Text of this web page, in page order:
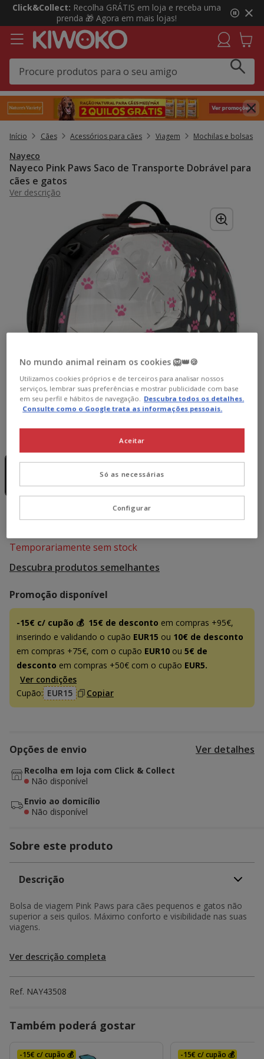
3
3,
mensagem,
Click&Collect: Recolha GRÁTIS em loja e receba uma
prenda 🎁 Agora em mais lojas!
Início Cães Acessórios para cães Viagem Mochilas e bolsas
Nayeco
Nayeco Pink Paws Saco de Transporte Dobrável para
cães e gatos
Ver descrição
39 x 24 x 29 cm
39 x 24 x 29
Sem Stock
66.99€
Promoção disponível
-15€ c/ cupão 💰 15€ de desconto em compras +95€,
inserindo e validando o cupão EUR15 ou 10€ de desconto
em compras +75€, com o cupão EUR10 ou 5€ de
desconto em compras +50€ com o cupão EUR5.
Ver condições
Cupão: EUR15 Copiar
Preço 66.99€
66.99€
Temporariamente sem stock
Descubra produtos semelhantes
Opções de envio Ver detalhes
Recolha em loja com Click & Collect
Não disponível
Envio ao domicílio
Não disponível
Sobre este produto
Descrição
Bolsa de viagem Pink Paws para cães pequenos e gatos não
superior a seis quilos. Máximo conforto e visibilidade nas suas
viagens.
Ver descrição completa
Ref. NAY43508
Também poderá gostar
-15€ c/ cupão 💰 -15€ c/ cupão 💰
No mundo animal reinam os cookies 🦁👑🍪
Utilizamos cookies próprios e de terceiros para analisar nossos
serviços, lembrar suas preferências e mostrar publicidade com base
em seu perfil e hábitos de navegação. Descubra todos os detalhes.
Consulte como o Google trata as informações pessoais.
Só as necessárias
Aceitar
Configurar